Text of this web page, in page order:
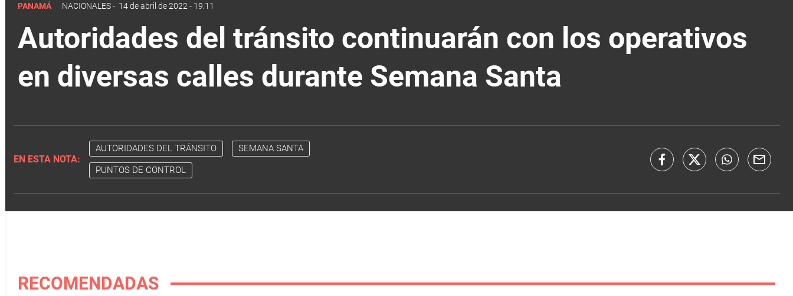
PANAMÁ NACIONALES- 14 de abril de 2022 - 19:11
Autoridades del tránsito continuarán con los operativos
en diversas calles durante Semana Santa
EN ESTA NOTA:
AUTORIDADES DEL TRÁNSITO SEMANA SANTA
PUNTOS DE CONTROL
RECOMENDADAS